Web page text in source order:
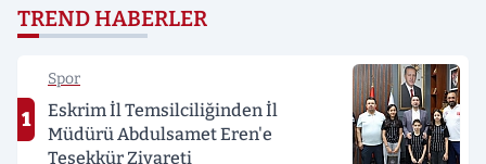
TREND HABERLER
1
Spor
Eskrim İl Temsilciliğinden İl
Müdürü Abdulsamet Eren'e
Teşekkür Ziyareti